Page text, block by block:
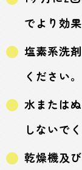
でより効
塩素系洗
ください。
水または
しないで
乾燥機及